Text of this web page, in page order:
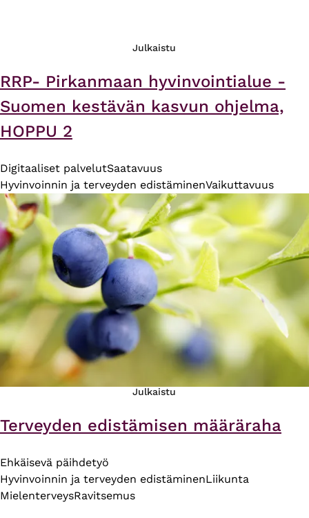
Julkaistu
RRP- Pirkanmaan hyvinvointialue -
Suomen kestävän kasvun ohjelma,
HOPPU 2
Digitaaliset palvelutSaatavuus
Hyvinvoinnin ja terveyden edistäminenVaikuttavuus
Julkaistu
Terveyden edistämisen määräraha
Ehkäisevä päihdetyö
Hyvinvoinnin ja terveyden edistäminenLiikunta
MielenterveysRavitsemus